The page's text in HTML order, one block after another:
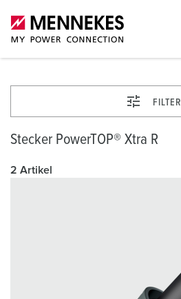
FILTER
Stecker PowerTOP® Xtra R
2 Artikel